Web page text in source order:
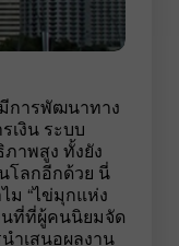
การพัฒนาทาง
เงิน ระบบ
าพสูง ทั้งยัง
โลกอีกด้วย นี่
ม “ไข่มุกแห่ง
นที่ที่ผู้คนนิยมจัด
ำเสนอผลงาน